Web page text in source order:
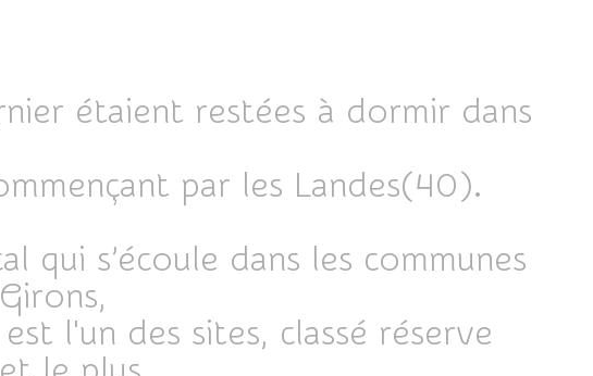
étaient restées à dormir dans
par les Landes(40).
s’écoule dans les communes
l'un des sites, classé réserve